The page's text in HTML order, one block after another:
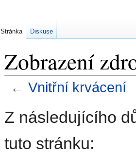
Zobrazení
← Vnitřní krvácení
Z následujícího
tuto stránku:
Stránka Diskuse